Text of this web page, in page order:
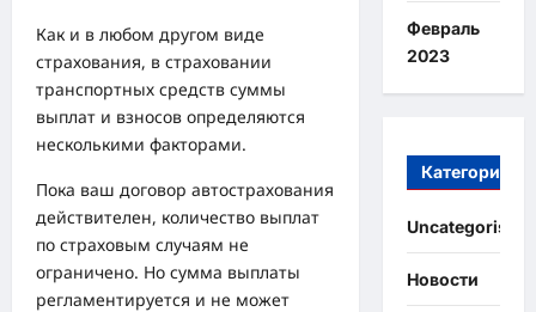
Как и в любом другом виде
страхования, в страховании
транспортных средств суммы
выплат и взносов определяются
несколькими факторами.
Пока ваш договор автострахования
действителен, количество выплат
по страховым случаям не
ограничено. Но сумма выплаты
регламентируется и не может
Февраль
2023
Категории
Uncategorised
Новости